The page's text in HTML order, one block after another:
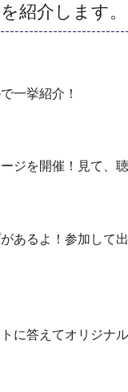
紹介します。
一挙紹介！
ジを開催！見て、
あるよ！参加し
に答えてオリジナ